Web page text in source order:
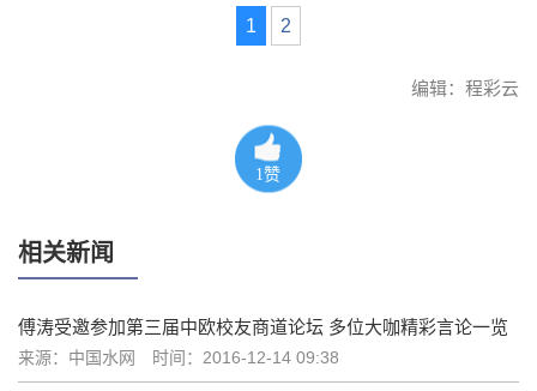
1 2
编辑：程彩云
1赞
相关新闻
傅涛受邀参加第三届中欧校友商道论坛 多位大咖精彩言论一览
来源：中国水网 时间：2016-12-14 09:38